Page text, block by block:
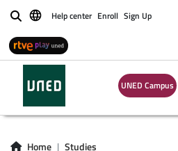
BuscarHelp center Enroll Sign Up
UNED Campus
Home
Studies